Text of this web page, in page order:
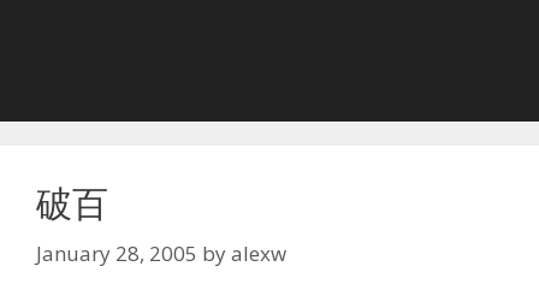
破百
January 28, 2005 byalexw